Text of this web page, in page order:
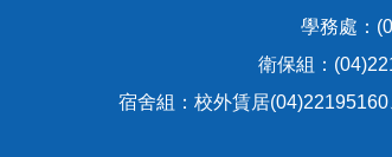
學務處：
衛保組：
宿舍組：校外賃居